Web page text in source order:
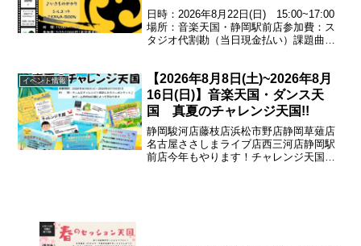
日時：2026年8月22日(日) 15:00~17:00
場所：音楽天国・静岡駅前店参加費：ス
タジオ代割勘（当日現金払い）課題曲
トリー受付中！お問い合わ...
イベント情報
【2026年8月8日(土)~2026年8月
16日(日)】音楽天国・ダンス天
国 真夏のチャレンジ天国!!
静岡駿河店藤枝店浜松市野店静岡草薙店
名古屋ささしまライブ店西三河店静岡駅
前店今年もやります！チャレンジ天国！